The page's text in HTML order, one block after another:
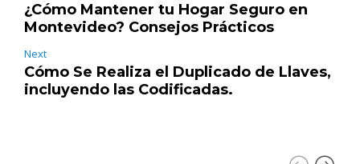
¿Cómo Mantener tu Hogar Seguro en
Montevideo? Consejos Prácticos
Next
Cómo Se Realiza el Duplicado de Llaves,
incluyendo las Codificadas.